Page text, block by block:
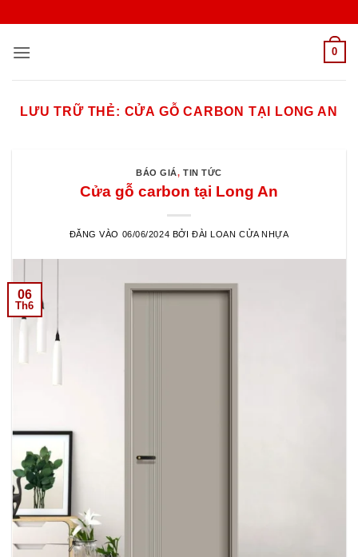
nội
0
LƯU TRỮ THẺ: CỬA GỖ CARBON TẠI LONG AN
BÁO GIÁ,TIN TỨC
Cửa gỗ carbon tại Long An
ĐĂNG VÀO 06/06/2024 BỞI ĐÀI LOAN CỬA NHỰA
06
Th6